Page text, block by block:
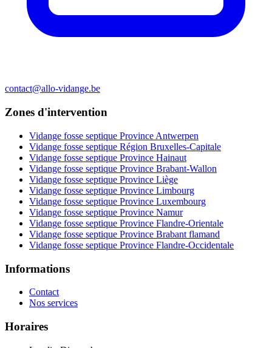
contact@allo-vidange.be
Zones d'intervention
Vidange fosse septique Province Antwerpen
Vidange fosse septique Région Bruxelles-Capitale
Vidange fosse septique Province Hainaut
Vidange fosse septique Province Brabant-Wallon
Vidange fosse septique Province Liège
Vidange fosse septique Province Limbourg
Vidange fosse septique Province Luxembourg
Vidange fosse septique Province Namur
Vidange fosse septique Province Flandre-Orientale
Vidange fosse septique Province Brabant flamand
Vidange fosse septique Province Flandre-Occidentale
Informations
Contact
Nos services
Horaires